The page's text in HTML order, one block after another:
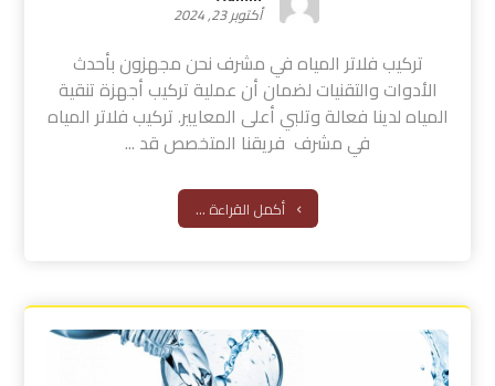
أكتوبر 23, 2024
تركيب فلاتر المياه في مشرف نحن مجهزون بأحدث
الأدوات والتقنيات لضمان أن عملية تركيب أجهزة تنقية
المياه لدينا فعالة وتلبي أعلى المعايير. تركيب فلاتر المياه
في مشرف فريقنا المتخصص قد ...
أكمل القراءة ...